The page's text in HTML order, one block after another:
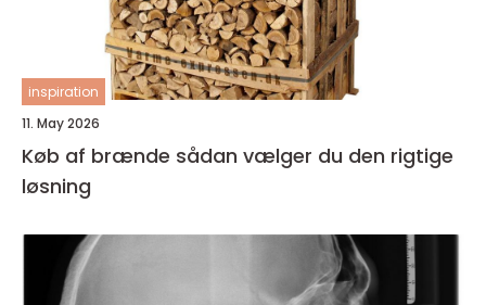
inspiration
11. May 2026
Køb af brænde sådan vælger du den rigtige
løsning